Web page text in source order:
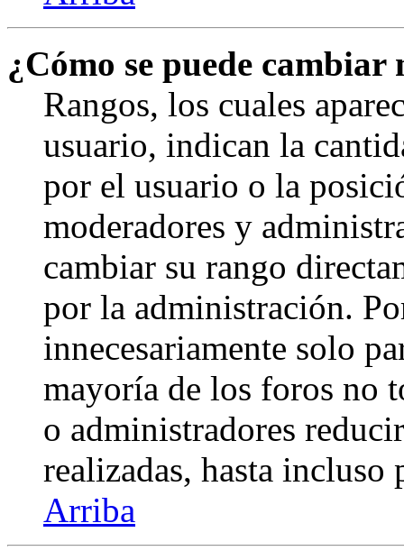
¿Cómo se puede cambiar
Rangos, los cuales
usuario, indican la
por el usuario o la
moderadores y
cambiar su rango
por la administración.
innecesariamente solo
mayoría de los foros no
o administradores
realizadas, hasta incluso
Arriba